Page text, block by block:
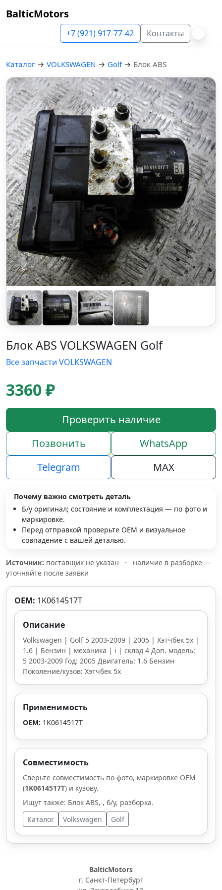
BalticMotors
+7 (921) 917-77-42 Контакты
Каталог → VOLKSWAGEN → Golf → Блок ABS
Блок ABS VOLKSWAGEN Golf
Все запчасти VOLKSWAGEN
3360 ₽
Проверить наличие
Позвонить
WhatsApp
Telegram
MAX
Почему важно смотреть деталь
Б/у оригинал; состояние и комплектация — по фото и
маркировке.
Перед отправкой проверьте OEM и визуальное
совпадение с вашей деталью.
Источник: поставщик не указан ·
наличие в разборке —
уточняйте после заявки
OEM: 1K0614517T
Описание
Volkswagen | Golf 5 2003-2009 | 2005 | Хэтчбек 5х |
1.6 | Бензин | механика | i | склад 4 Доп. модель:
5 2003-2009 Год: 2005 Двигатель: 1.6 Бензин
Поколение/кузов: Хэтчбек 5х
Применимость
OEM: 1K0614517T
Совместимость
Сверьте совместимость по фото, маркировке OEM
(1K0614517T) и кузову.
Ищут также: Блок ABS, , б/у, разборка.
Каталог
Volkswagen Golf
BalticMotors
г. Санкт-Петербург